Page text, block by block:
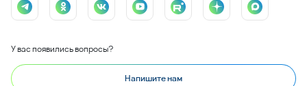
У вас появились вопросы?
Напишите нам